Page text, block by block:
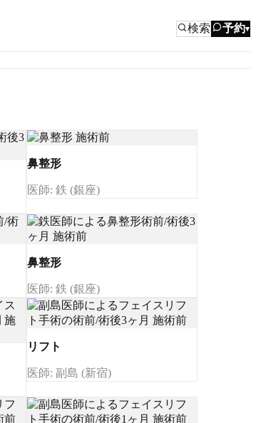
検索 予約▾
鼻整形
医師: 鉄 (銀座)
鼻整形
医師: 鉄 (銀座)
リフト
医師: 副島 (新宿)